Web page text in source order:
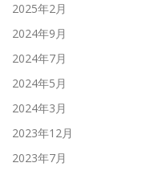
2025年2月
2024年9月
2024年7月
2024年5月
2024年3月
2023年12月
2023年7月